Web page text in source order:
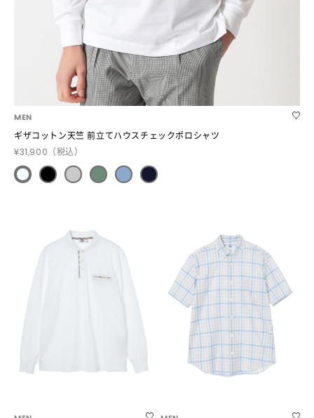
MEN
ギザコットン天竺 前立てハウスチェックポロシャツ
¥31,900 （税込）